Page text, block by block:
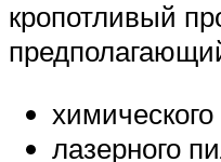
кропотливый
лазерного